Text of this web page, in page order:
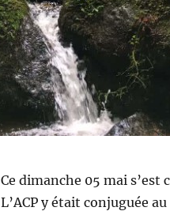
Ce dimanche 05 mai
L’ACP y était conjuguée